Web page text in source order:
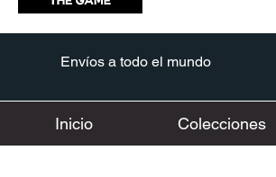
Envíos a todo el mundo
Inicio Colecciones